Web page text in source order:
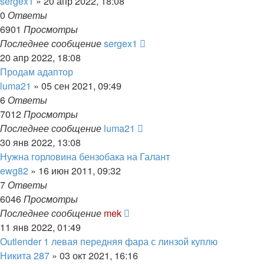
0 Ответы
6901 Просмотры
Последнее сообщениеsergex1
20 апр 2022, 18:08
Продам адаптор
luma21 » 05 сен 2021, 09:49
6 Ответы
7012Просмотры
Последнее сообщение luma21
30 янв 2022, 13:08
Нужна горловина бензобака на Галант
ewg82 » 16 июн 2011, 09:32
7 Ответы
6046Просмотры
Последнее сообщение mek
11 янв 2022, 01:49
Outlender 1 левая передняя фара с линзой куплю
Никита 287 » 03 окт 2021, 16:16